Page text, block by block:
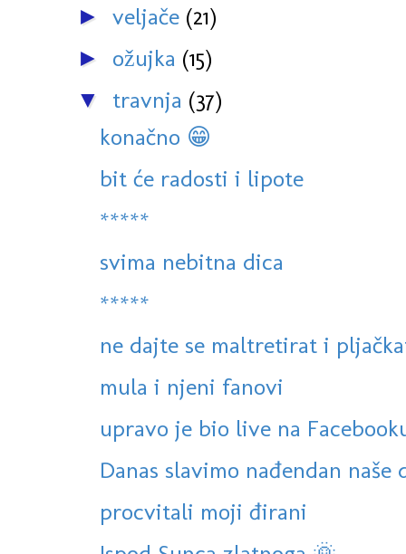
► veljače (21)
► ožujka (15)
▼ travnja (37)
konačno 😁
bit će radosti i lipote
*****
svima nebitna dica
*****
ne dajte se maltretirat i
mula i njeni fanovi
upravo je bio live na
Danas slavimo nađendan
procvitali moji đirani